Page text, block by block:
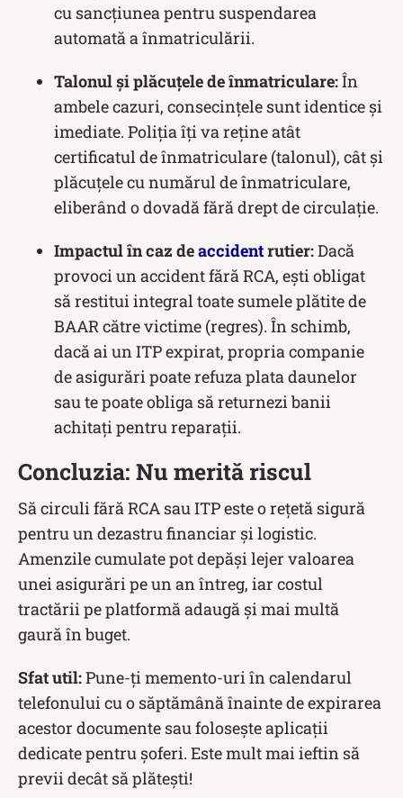
cu sancțiunea pentru suspendarea
automată a înmatriculării.
Talonul și plăcuțele de înmatriculare:În
ambele cazuri, consecințele sunt identice și
imediate. Poliția îți va reține atât
certificatul de înmatriculare (talonul), cât și
plăcuțele cu numărul de înmatriculare,
eliberând o dovadă fără drept de circulație.
Impactul în caz deaccidentrutier:Dacă
provoci un accident fără RCA, ești obligat
să restitui integral toate sumele plătite de
BAAR către victime (regres). În schimb,
dacă ai un ITP expirat, propria companie
de asigurări poate refuza plata daunelor
sau te poate obliga să returnezi banii
achitați pentru reparații.
Concluzia: Nu merită riscul
Să circuli fără RCA sau ITP este o rețetă sigură
pentru un dezastru financiar și logistic.
Amenzile cumulate pot depăși lejer valoarea
unei asigurări pe un an întreg, iar costul
tractării pe platformă adaugă și mai multă
gaură în buget.
Sfat util:Pune-ți memento-uri în calendarul
telefonului cu o săptămână înainte de expirarea
acestor documente sau folosește aplicații
dedicate pentru șoferi. Este mult mai ieftin să
previi decât să plătești!